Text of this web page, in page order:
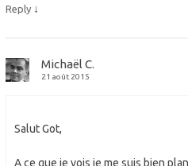
Reply ↓
Michaël C.
21 août 2015
Salut Got,
A ce que je vois je me suis bien